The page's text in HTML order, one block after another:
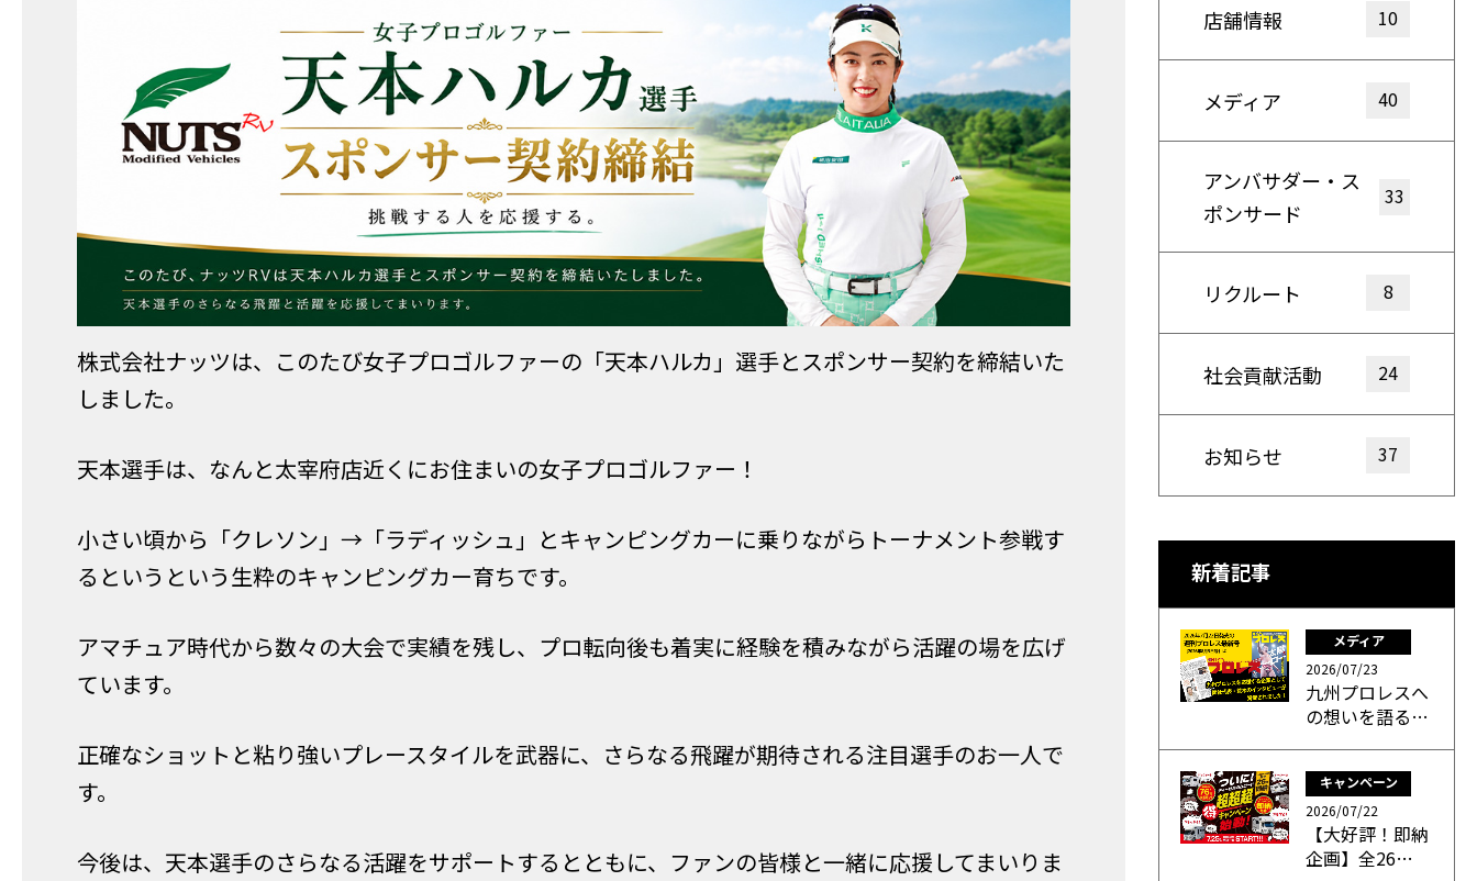
株式会社ナッツは、このたび女子プロゴルファーの「天本ハルカ」 選手とスポンサー契約を締結いた
しました。
天本選手は、なんと太宰府店近くにお住まいの女子プロゴルファー！
小さい頃から「クレソン」→「ラディッシュ」とキャンピングカーに乗りながらトーナメント参戦す
るというという生粋のキャンピングカー育ちです。
アマチュア時代から数々の大会で実績を残し、プロ転向後も着実に経験を積みながら活躍の場を広げ
ています。
正確なショットと粘り強いプレースタイルを武器に、さらなる飛躍が期待される注目選手のお一人で
す。
今後は、天本選手のさらなる活躍をサポートするとともに、ファンの皆様と一緒に応援してまいりま
店舗情報 10
メディア 40
アンバサダー・ス
ポンサード
33
リクルート 8
社会貢献活動 24
お知らせ 37
新着記事
メディア
2026/07/23
九州プロレスへ
の想いを語る…
キャンペーン
2026/07/22
【大好評！即納
企画】全26…